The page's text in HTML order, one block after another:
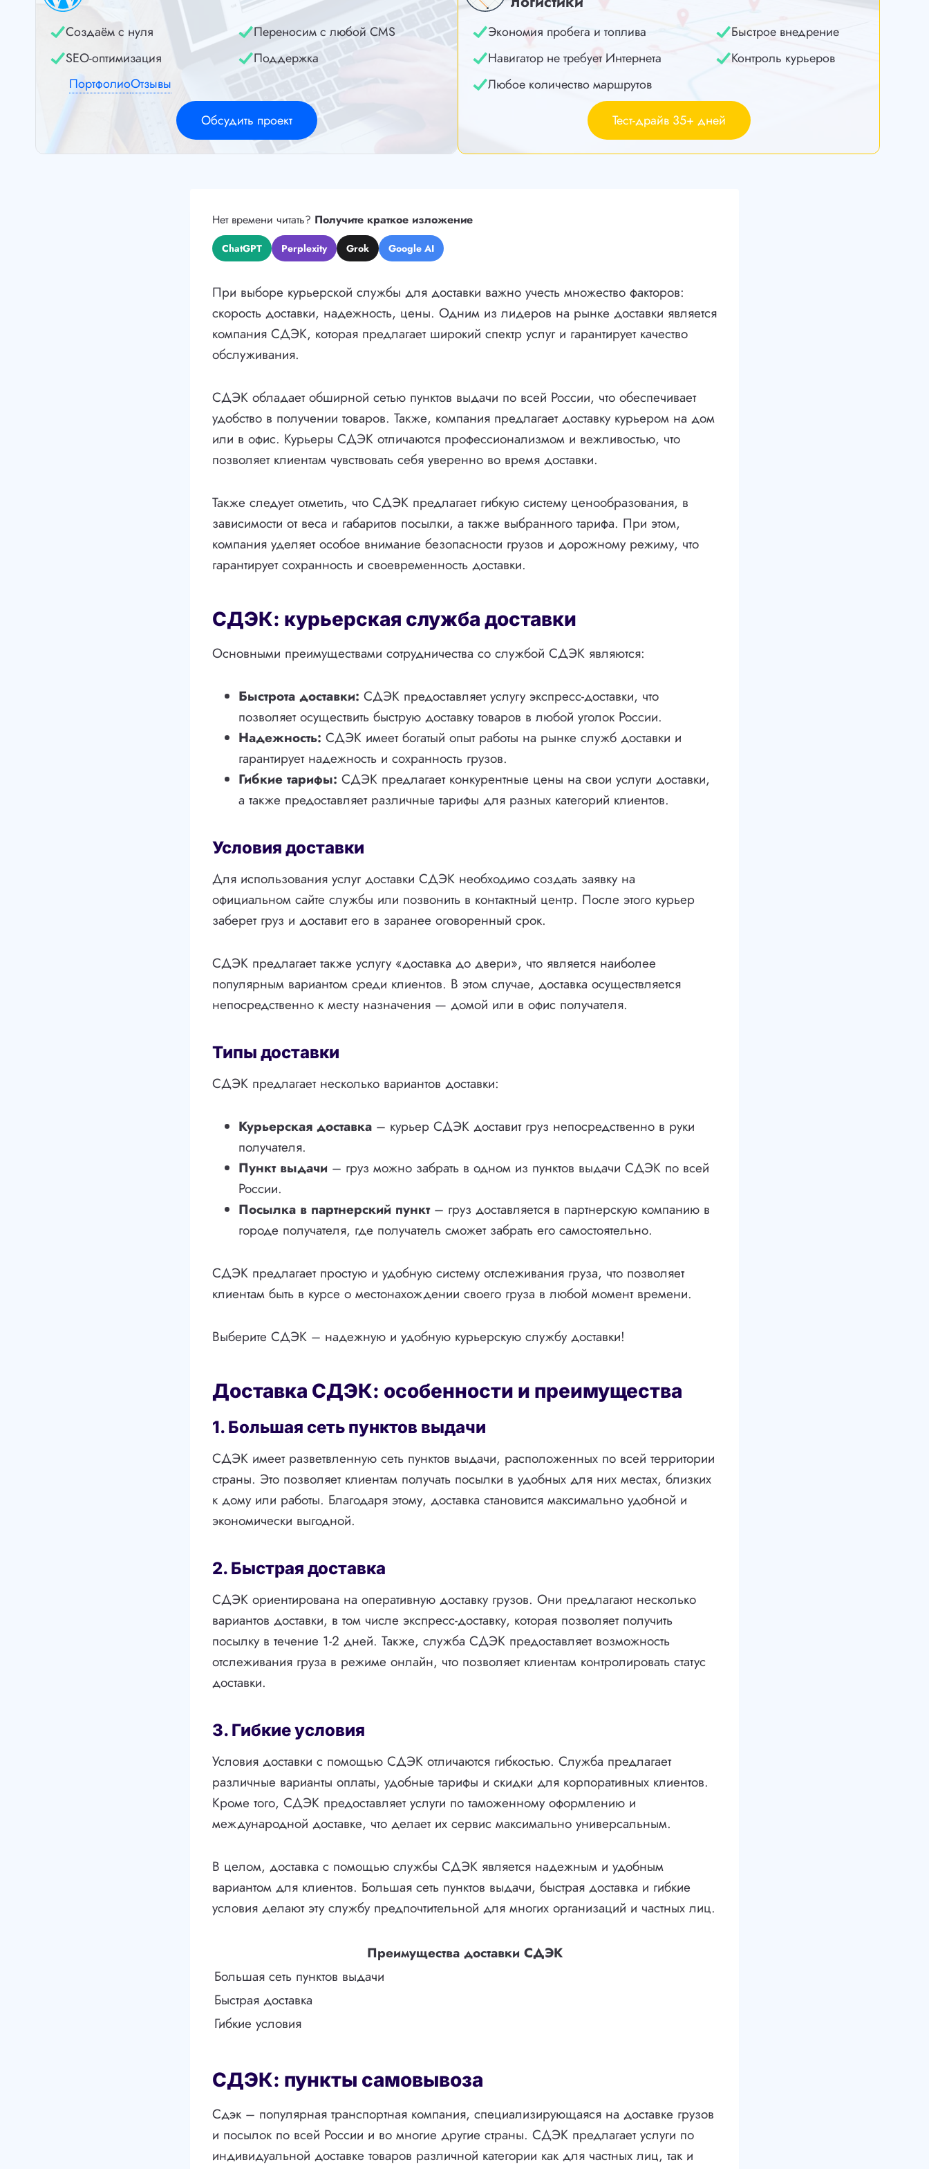
Создаём с нуля
Переносим с любой CMS
SEO-оптимизация
Поддержка
ПортфолиоОтзывы
Обсудить проект
Экономия пробега и топлива
Быстрое внедрение
Навигатор не требует Интернета
Контроль курьеров
Любое количество маршрутов
Тест-драйв 35+ дней
Нет времени читать? Получите краткое изложение
ChatGPT Perplexity Grok Google AI
При выборе курьерской службы для доставки важно учесть множество факторов:
скорость доставки, надежность, цены. Одним из лидеров на рынке доставки является
компания СДЭК, которая предлагает широкий спектр услуг и гарантирует качество
обслуживания.
СДЭК обладает обширной сетью пунктов выдачи по всей России, что обеспечивает
удобство в получении товаров. Также, компания предлагает доставку курьером на дом
или в офис. Курьеры СДЭК отличаются профессионализмом и вежливостью, что
позволяет клиентам чувствовать себя уверенно во время доставки.
Также следует отметить, что СДЭК предлагает гибкую систему ценообразования, в
зависимости от веса и габаритов посылки, а также выбранного тарифа. При этом,
компания уделяет особое внимание безопасности грузов и дорожному режиму, что
гарантирует сохранность и своевременность доставки.
СДЭК: курьерская служба доставки
Основными преимуществами сотрудничества со службой СДЭК являются:
Быстрота доставки: СДЭК предоставляет услугу экспресс-доставки, что
позволяет осуществить быструю доставку товаров в любой уголок России.
Надежность: СДЭК имеет богатый опыт работы на рынке служб доставки и
гарантирует надежность и сохранность грузов.
Гибкие тарифы: СДЭК предлагает конкурентные цены на свои услуги доставки,
а также предоставляет различные тарифы для разных категорий клиентов.
Условия доставки
Для использования услуг доставки СДЭК необходимо создать заявку на
официальном сайте службы или позвонить в контактный центр. После этого курьер
заберет груз и доставит его в заранее оговоренный срок.
СДЭК предлагает также услугу «доставка до двери», что является наиболее
популярным вариантом среди клиентов. В этом случае, доставка осуществляется
непосредственно к месту назначения — домой или в офис получателя.
Типы доставки
СДЭК предлагает несколько вариантов доставки:
Курьерская доставка – курьер СДЭК доставит груз непосредственно в руки
получателя.
Пункт выдачи – груз можно забрать в одном из пунктов выдачи СДЭК по всей
России.
Посылка в партнерский пункт– груз доставляется в партнерскую компанию в
городе получателя, где получатель сможет забрать его самостоятельно.
СДЭК предлагает простую и удобную систему отслеживания груза, что позволяет
клиентам быть в курсе о местонахождении своего груза в любой момент времени.
Выберите СДЭК – надежную и удобную курьерскую службу доставки!
Доставка СДЭК: особенности и преимущества
1. Большая сеть пунктов выдачи
СДЭК имеет разветвленную сеть пунктов выдачи, расположенных по всей территории
страны. Это позволяет клиентам получать посылки в удобных для них местах, близких
к дому или работы. Благодаря этому, доставка становится максимально удобной и
экономически выгодной.
2. Быстрая доставка
СДЭК ориентирована на оперативную доставку грузов. Они предлагают несколько
вариантов доставки, в том числе экспресс-доставку, которая позволяет получить
посылку в течение 1-2 дней. Также, служба СДЭК предоставляет возможность
отслеживания груза в режиме онлайн, что позволяет клиентам контролировать статус
доставки.
3. Гибкие условия
Условия доставки с помощью СДЭК отличаются гибкостью. Служба предлагает
различные варианты оплаты, удобные тарифы и скидки для корпоративных клиентов.
Кроме того, СДЭК предоставляет услуги по таможенному оформлению и
международной доставке, что делает их сервис максимально универсальным.
В целом, доставка с помощью службы СДЭК является надежным и удобным
вариантом для клиентов. Большая сеть пунктов выдачи, быстрая доставка и гибкие
условия делают эту службу предпочтительной для многих организаций и частных лиц.
Преимущества доставки СДЭК
Большая сеть пунктов выдачи
Быстрая доставка
Гибкие условия
СДЭК: пункты самовывоза
Сдэк – популярная транспортная компания, специализирующаяся на доставке грузов
и посылок по всей России и во многие другие страны. СДЭК предлагает услуги по
индивидуальной доставке товаров различной категории как для частных лиц, так и